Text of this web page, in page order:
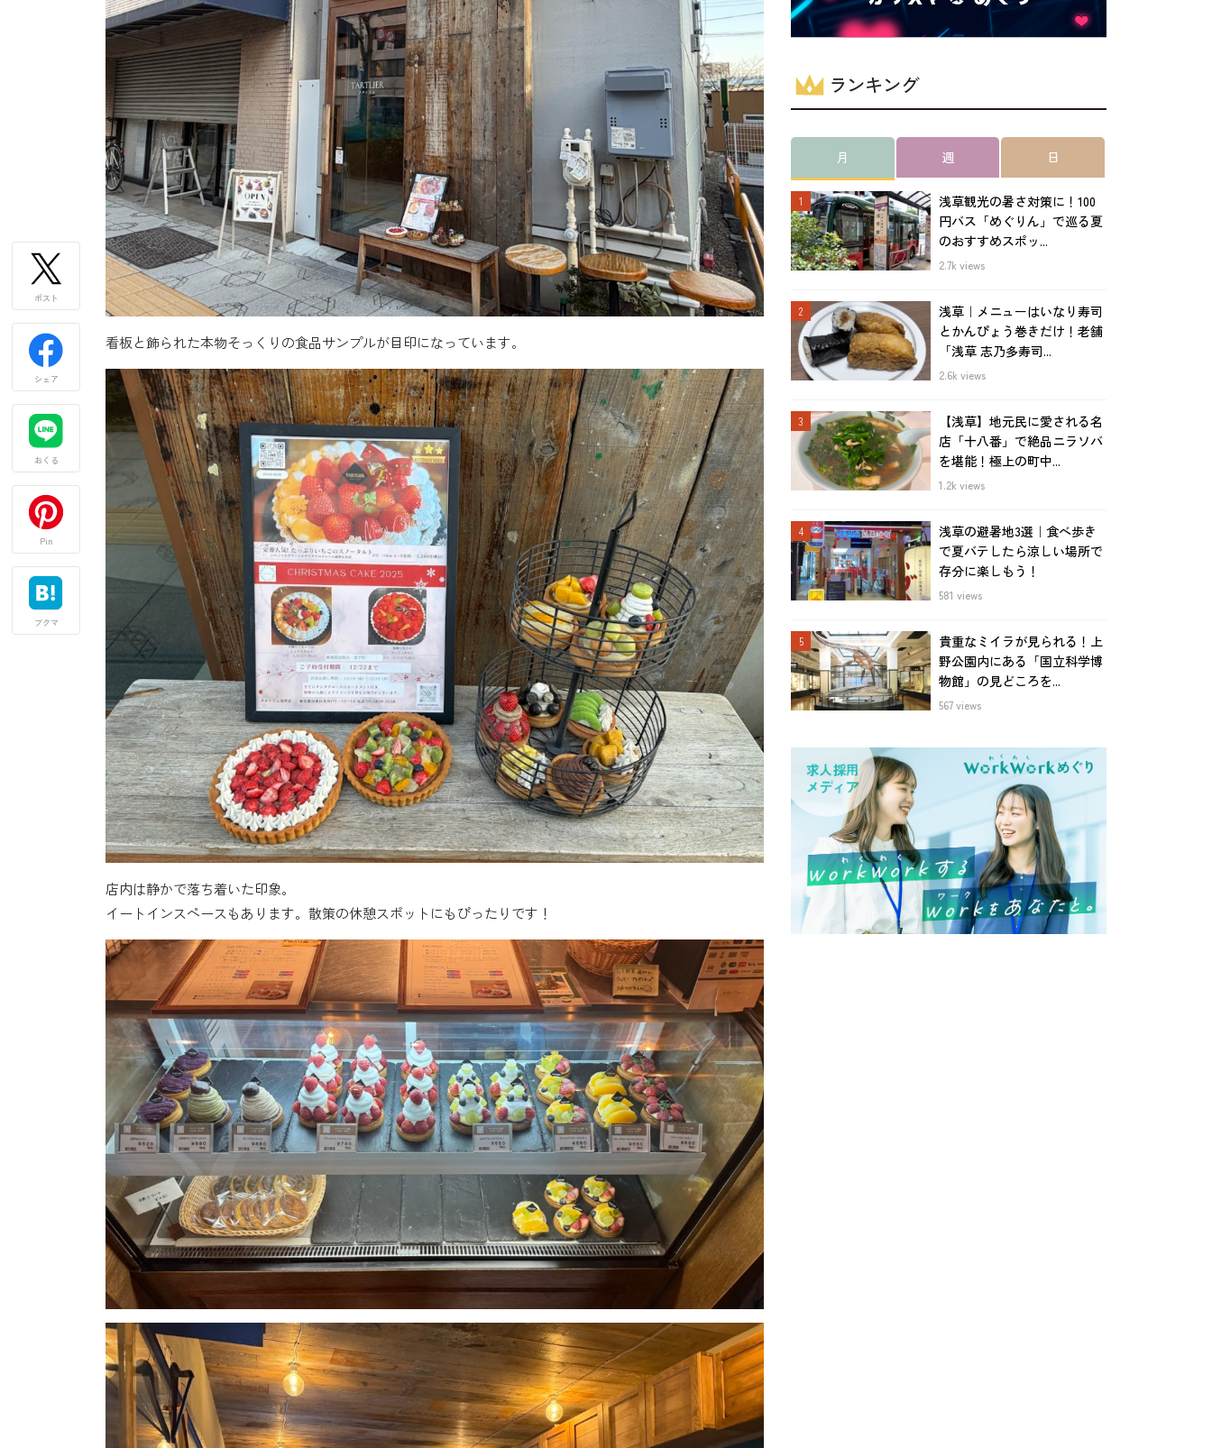
看板と飾られた本物そっくりの食品サンプルが目印になっています。
店内は静かで落ち着いた印象。
イートインスペースもあります。散策の休憩スポットにもぴったりです！
ランキング
月 週 日
浅草観光の暑さ対策に！100
円バス「めぐりん」で巡る夏
のおすすめスポッ...
2.7k views
浅草｜メニューはいなり寿司
とかんぴょう巻きだけ！老舗
「浅草 志乃多寿司...
2.6k views
【浅草】地元民に愛される名
店「十八番」で絶品ニラソバ
を堪能！極上の町中...
1.2k views
浅草の避暑地3選｜食べ歩き
で夏バテしたら涼しい場所で
存分に楽しもう！
581 views
貴重なミイラが見られる！上
野公園内にある「国立科学博
物館」の見どころを...
567 views
ポスト
シェア
おくる
Pin
ブクマ